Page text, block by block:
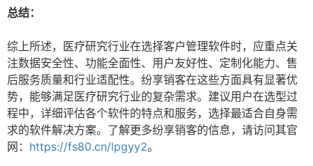
总结：
综上所述，医疗研究行业在选择客户管理软件时，应重点关
注数据安全性、功能全面性、用户友好性、定制化能力、售
后服务质量和行业适配性。纷享销客在这些方面具有显著优
势，能够满足医疗研究行业的复杂需求。建议用户在选型过
程中，详细评估各个软件的特点和服务，选择最适合自身需
求的软件解决方案。了解更多纷享销客的信息，请访问其官
网： https://fs80.cn/lpgyy2。